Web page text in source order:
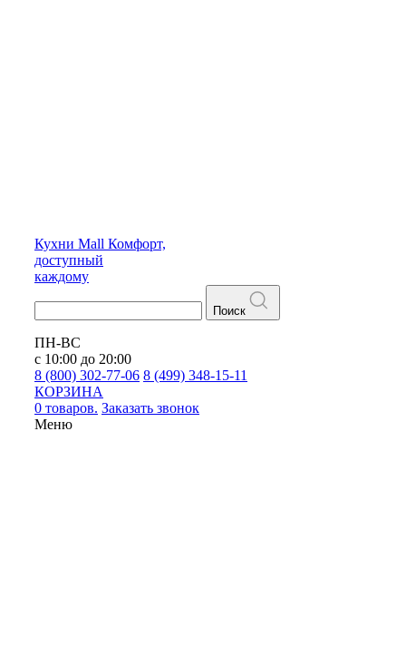
Кухни Mall Комфорт,
доступный
каждому
Поиск
ПН-ВС
с 10:00 до 20:00
8 (800) 302-77-06 8 (499) 348-15-11
КОРЗИНА
0 товаров. Заказать звонок
Меню